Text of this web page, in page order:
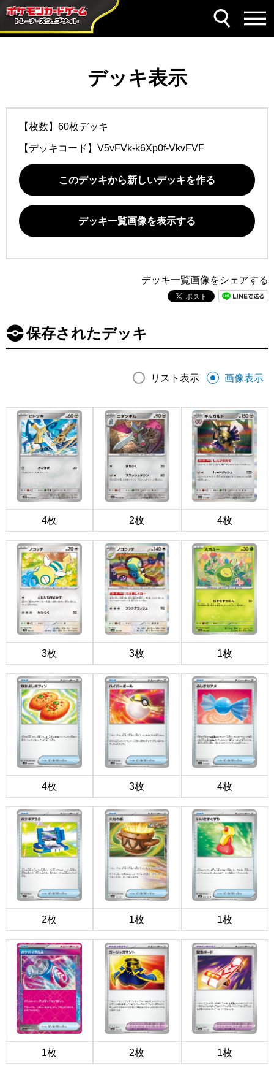
デッキ表示
【枚数】60枚デッキ
【デッキコード】 V5vFVk-k6Xp0f-VkvFVF
このデッキから新しいデッキを作る
デッキ一覧画像を表示する
デッキ一覧画像をシェアする
保存されたデッキ
リスト表示 画像表示
4枚 2枚 4枚
3枚 3枚 1枚
4枚 3枚 4枚
2枚 1枚 1枚
1枚 2枚 1枚